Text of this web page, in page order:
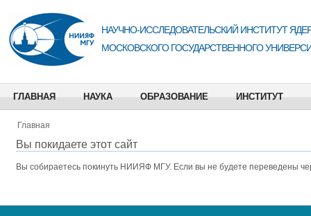
НАУЧНО-ИССЛЕДОВАТЕЛЬСКИЙ ИНСТИТУТ
МОСКОВСКОГО ГОСУДАРСТВЕННОГО
ГЛАВНАЯ НАУКА ОБРАЗОВАНИЕ ИНСТИТУТ
Главная
Вы покидаете этот сайт
Вы собираетесь покинуть НИИЯФ МГУ. Если вы не будете переведены